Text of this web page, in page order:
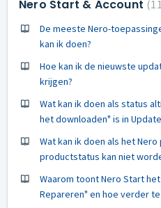
Nero Start & Account 11
De meeste Nero-
kan ik doen?
Hoe kan ik de nieuwste
krijgen?
Wat kan ik doen als status
het downloaden" is in
Wat kan ik doen als het
productstatus kan niet
Waarom toont Nero Start
Repareren" en hoe verder te